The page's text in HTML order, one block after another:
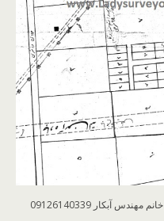
آبکار 09126140339